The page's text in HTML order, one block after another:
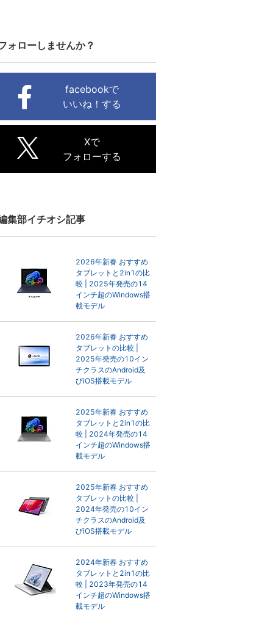
ォローしませんか？
facebookで
いいね！する
Xで
フォローする
集部イチオシ記事
2026年新春 おすすめ
タブレットと2in1の比
較 | 2025年発売の14
インチ超のWindows搭
載モデル
2026年新春 おすすめ
タブレットの比較 |
2025年発売の10イン
チクラスのAndroid及
びiOS搭載モデル
2025年新春 おすすめ
タブレットと2in1の比
較 | 2024年発売の14
インチ超のWindows搭
載モデル
2025年新春 おすすめ
タブレットの比較 |
2024年発売の10イン
チクラスのAndroid及
びiOS搭載モデル
2024年新春 おすすめ
タブレットと2in1の比
較 | 2023年発売の14
インチ超のWindows搭
載モデル